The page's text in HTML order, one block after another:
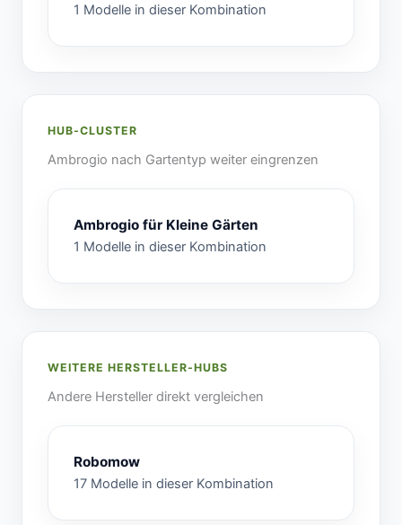
1 Modelle in dieser Kombination
HUB-CLUSTER
Ambrogio nach Gartentyp weiter eingrenzen
Ambrogio für Kleine Gärten
1 Modelle in dieser Kombination
WEITERE HERSTELLER-HUBS
Andere Hersteller direkt vergleichen
Robomow
17 Modelle in dieser Kombination